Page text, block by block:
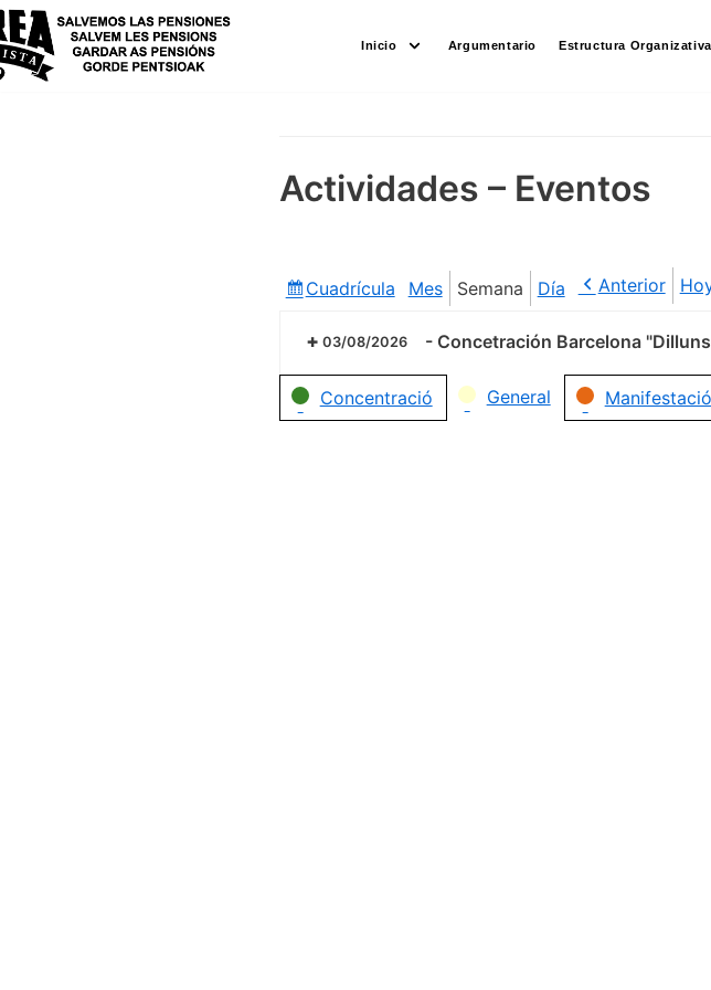
Saltar
al
contenido
Inicio Argumentario Estructura Organizativa
Actividades – Eventos
Ver
Cuadrícula Mes Semana Día Anterior
03/08/2026 - Concetración Barcelona
Categorías
Concentració General Manifestació